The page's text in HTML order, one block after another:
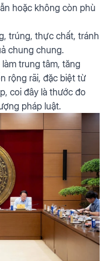
hoặc không còn phù
trúng, thực chất, tránh
chung chung.
trung tâm, tăng
rộng rãi, đặc biệt từ
coi đây là thước đo
pháp luật.